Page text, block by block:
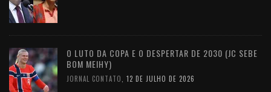
O LUTO DA COPA E O DESPERTAR DE 2030 (JC SEBE
BOM MEIHY)
JORNAL CONTATO 12 DE JULHO DE 2026